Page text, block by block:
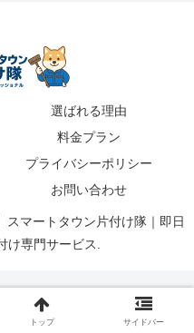
選ばれる理由
料金プラン
プライバシーポリシー
お問い合わせ
マートタウン片付け隊｜即日
け専門サービス.
トップ サイドバー